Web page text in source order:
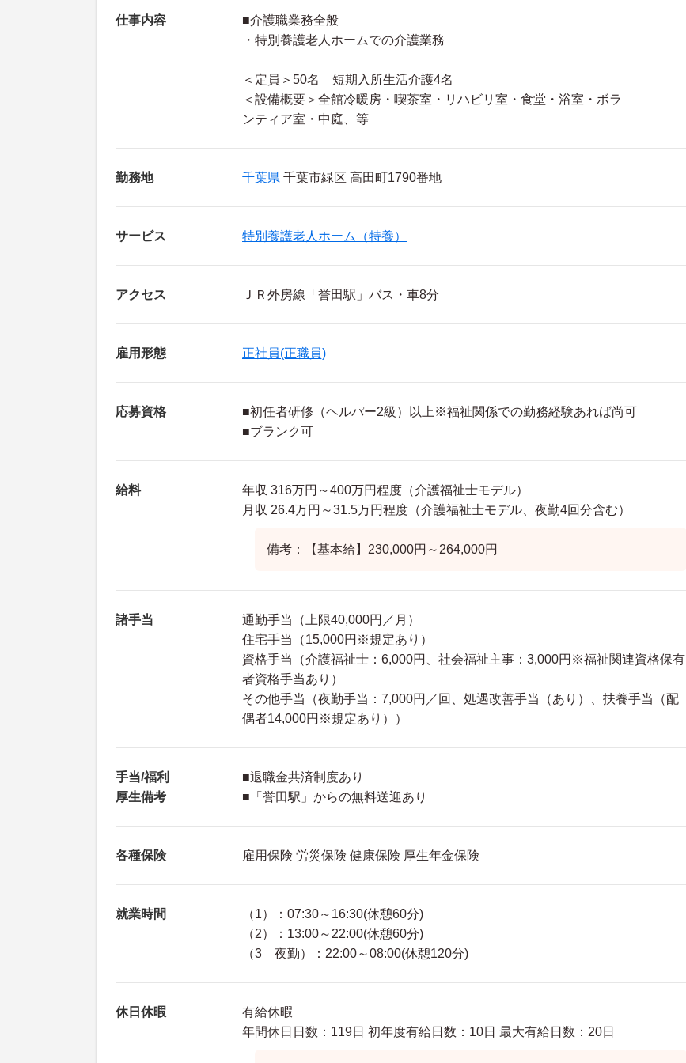
仕事内容
■介護職業務全般
・特別養護老人ホームでの介護業務
＜定員＞50名 短期入所生活介護4名
＜設備概要＞全館冷暖房・喫茶室・リハビリ室・食堂・浴室・ボラ
ンティア室・中庭、等
勤務地 千葉県 千葉市緑区 高田町1790番地
サービス 特別養護老人ホーム（特養）
アクセス ＪＲ外房線「誉田駅」バス・車8分
雇用形態 正社員(正職員)
応募資格
■初任者研修（ヘルパー2級）以上※福祉関係での勤務経験あれば尚可
■ブランク可
給料
年収 316万円～400万円程度（介護福祉士モデル）
月収 26.4万円～31.5万円程度（介護福祉士モデル、夜勤4回分含む）
備考：【基本給】230,000円～264,000円
諸手当
通勤手当（上限40,000円／月）
住宅手当（15,000円※規定あり）
資格手当（介護福祉士：6,000円、社会福祉主事：3,000円※福祉関連資格保有
者資格手当あり）
その他手当（夜勤手当：7,000円／回、処遇改善手当（あり）、扶養手当（配
偶者14,000円※規定あり））
手当/福利
厚生備考
■退職金共済制度あり
■「誉田駅」からの無料送迎あり
各種保険 雇用保険 労災保険 健康保険 厚生年金保険
就業時間
（1）：07:30～16:30(休憩60分)
（2）：13:00～22:00(休憩60分)
（3 夜勤）：22:00～08:00(休憩120分)
休日休暇
有給休暇
年間休日日数：119日 初年度有給日数：10日 最大有給日数：20日